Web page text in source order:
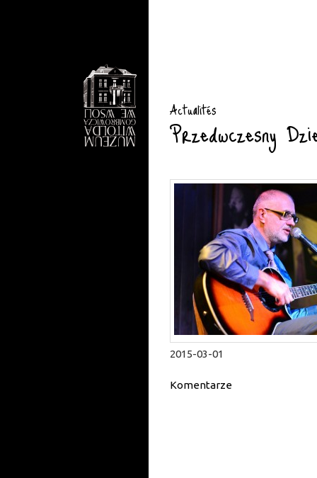
Actualités
Przedwczesny
2015-03-01
Komentarze